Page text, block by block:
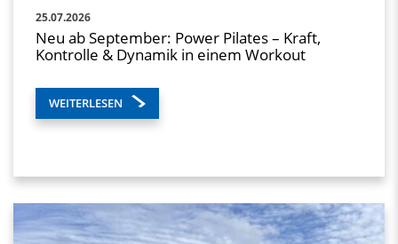
25.07.2026
Neu ab September: Power Pilates – Kraft,
Kontrolle & Dynamik in einem Workout
WEITERLESEN